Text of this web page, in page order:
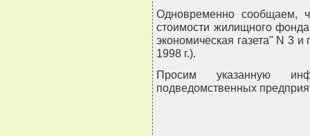
Одновременно сообщаем,
стоимости жилищного
экономическая газета" N 3
1998 г.).
Просим указанную
подведомственных